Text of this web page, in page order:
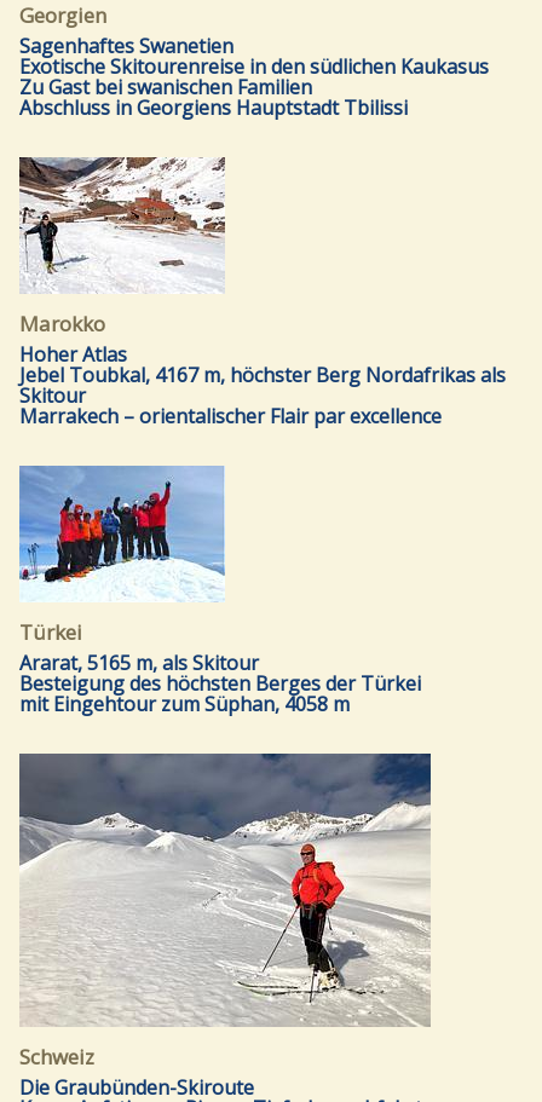
Georgien
Sagenhaftes Swanetien
Exotische Skitourenreise in den südlichen Kaukasus
Zu Gast bei swanischen Familien
Abschluss in Georgiens Hauptstadt Tbilissi
Marokko
Hoher Atlas
Jebel Toubkal, 4167 m, höchster Berg Nordafrikas als
Skitour
Marrakech – orientalischer Flair par excellence
Türkei
Ararat, 5165 m, als Skitour
Besteigung des höchsten Berges der Türkei
mit Eingehtour zum Süphan, 4058 m
Schweiz
Die Graubünden-Skiroute